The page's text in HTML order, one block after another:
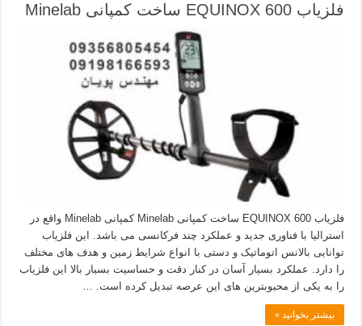
فلزیاب EQUINOX 600 ساخت کمپانی Minelab
فلزیاب EQUINOX 600 ساخت کمپانی Minelab کمپانی Minelab واقع در
استرالیا با فناوری جدید و عملکرد چند فرکانسی می باشد. این فلزیاب
توانایی بالانس اتوماتیک و دستی با انواع شرایط زمین و هدف های مختلف
را دارد. عملکرد بسیار آسان در کنار دقت و حساسیت بسیار بالا این فلزیاب
را به یکی از محبوبترین های این عرصه تبدیل کرده است. …
بیشتر بخوانید »